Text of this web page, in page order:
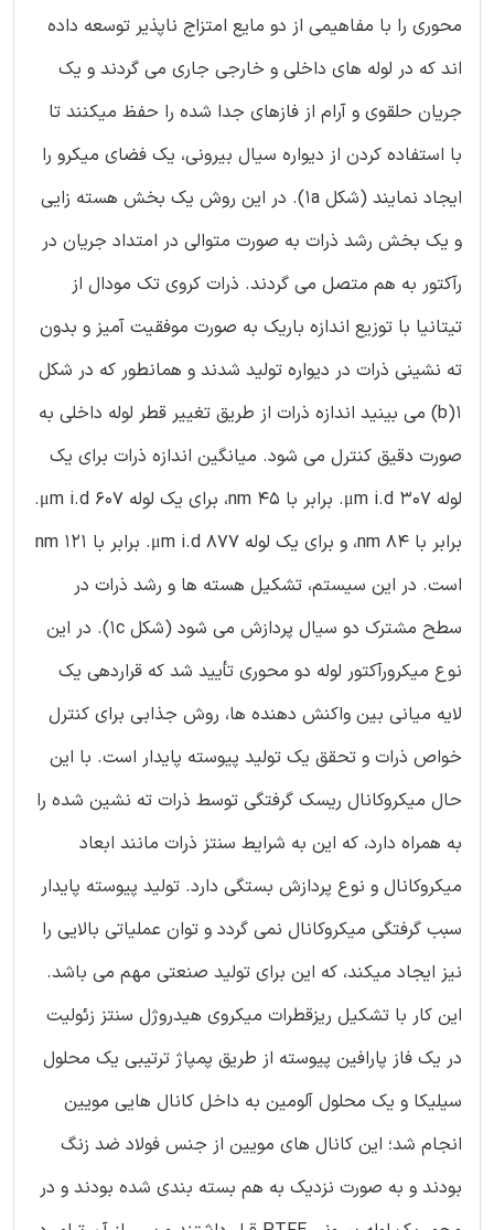
محوری را با مفاهیمی از دو مایع امتزاج ناپذیر توسعه داده
اند که در لوله های داخلی و خارجی جاری می گردند و یک
جریان حلقوی و آرام از فازهای جدا شده را حفظ میکنند تا
با استفاده کردن از دیواره سیال بیرونی، یک فضای میکرو را
ایجاد نمایند (شکل 1a). در این روش یک بخش هسته زایی
و یک بخش رشد ذرات به صورت متوالی در امتداد جریان در
رآکتور به هم متصل می گردند. ذرات کروی تک مودال از
تیتانیا با توزیع اندازه باریک به صورت موفقیت آمیز و بدون
ته نشینی ذرات در دیواره تولید شدند و همانطور که در شکل
1(b) می بینید اندازه ذرات از طریق تغییر قطر لوله داخلی به
صورت دقیق کنترل می شود. میانگین اندازه ذرات برای یک
لوله 307 μm i.d. برابر با 45 nm، برای یک لوله 607 μm i.d.
برابر با 84 nm، و برای یک لوله 877 μm i.d. برابر با 121 nm
است. در این سیستم، تشکیل هسته ها و رشد ذرات در
سطح مشترک دو سیال پردازش می شود (شکل 1c). در این
نوع ميکرورآکتور لوله دو محوری تأیید شد که قراردهی یک
لایه میانی بین واکنش دهنده ها، روش جذابی برای کنترل
خواص ذرات و تحقق یک تولید پیوسته پایدار است. با این
حال میکروکانال ریسک گرفتگی توسط ذرات ته نشین شده را
به همراه دارد، که این به شرایط سنتز ذرات مانند ابعاد
میکروکانال و نوع پردازش بستگی دارد. تولید پیوسته پایدار
سبب گرفتگی میکروکانال نمی گردد و توان عملیاتی بالایی را
نیز ایجاد میکند، که این برای تولید صنعتی مهم می باشد.
این کار با تشکیل ریزقطرات میکروی هیدروژل سنتز زئولیت
در یک فاز پارافین پیوسته از طریق پمپاژ ترتیبی یک محلول
سیلیکا و یک محلول آلومین به داخل کانال هایی مویین
انجام شد؛ این کانال های مویین از جنس فولاد ضد زنگ
بودند و به صورت نزدیک به هم بسته بندی شده بودند و در